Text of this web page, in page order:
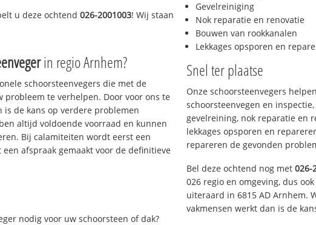
u deze ochtend026-2001003! Wij staan
in regio Arnhem?
schoorsteenvegers die met de
te verhelpen. Door voor ons te
is de kans op verdere problemen
altijd voldoende voorraad en kunnen
Bij calamiteiten wordt eerst een
afspraak gemaakt voor de definitieve
nodig voor uw schoorsteen of dak?
Gevelreiniging
Nok reparatie en renovatie
Bouwen van rookkanalen
Lekkages opsporen en
Snel ter plaatse
Onze schoorsteenvegers
schoorsteenvegen en
gevelreining, nok reparatie en
lekkages opsporen en
repareren de gevonden
Bel deze ochtend nog met 026-
026 regio en omgeving, dus
uiteraard in 6815 AD Arnhem.
vakmensen werkt dan is de